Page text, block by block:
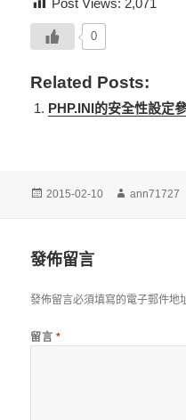
0
Related Posts:
PHP.INI的安全性設定
發
2015-02-10
作
ann71727
發佈留言
發佈留言必須填寫的電子郵件地
留言 *